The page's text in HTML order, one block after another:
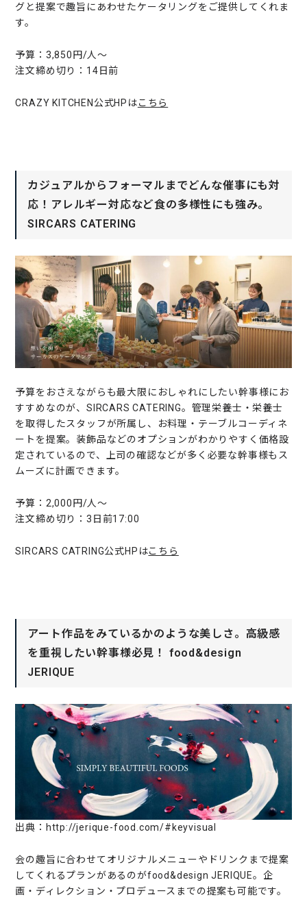
グと提案で趣旨にあわせたケータリングをご提供してくれま
す。
予算：3,850円/人〜
注文締め切り：14日前
CRAZY KITCHEN公式HPはこちら
カジュアルからフォーマルまでどんな催事にも対
応！アレルギー対応など食の多様性にも強み。
SIRCARS CATERING
予算をおさえながらも最大限におしゃれにしたい幹事様にお
すすめなのが、SIRCARS CATERING。管理栄養士・栄養士
を取得したスタッフが所属し、お料理・テーブルコーディネ
ートを提案。装飾品などのオプションがわかりやすく価格設
定されているので、上司の確認などが多く必要な幹事様もス
ムーズに計画できます。
予算：2,000円/人〜
注文締め切り：3日前17:00
SIRCARS CATRING公式HPはこちら
アート作品をみているかのような美しさ。高級感
を重視したい幹事様必見！ food&design
JERIQUE
出典：http://jerique-food.com/#keyvisual
会の趣旨に合わせてオリジナルメニューやドリンクまで提案
してくれるプランがあるのがfood&design JERIQUE。企
画・ディレクション・プロデュースまでの提案も可能です。